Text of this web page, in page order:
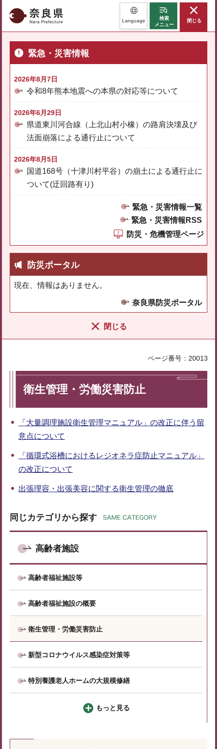
奈良県 Language
検索
メニュー
閉じる
緊急・災害情報
2026年8月7日
令和8年熊本地震への本県の対応等について
2026年6月29日
県道東川河合線（上北山村小橡）の路肩決壊及び
法面崩落による通行止について
2026年8月5日
国道168号（十津川村平谷）の崩土による通行止に
ついて(迂回路有り)
緊急・災害情報一覧
緊急・災害情報RSS
防災・危機管理ページ
防災ポータル
現在、情報はありません。
奈良県防災ポータル
閉じる
ページ番号：20013
衛生管理・労働災害防止
「大量調理施設衛生管理マニュアル」の改正に伴う留
意点について
「循環式浴槽におけるレジオネラ症防止マニュアル」
の改正について
出張理容・出張美容に関する衛生管理の徹底
同じカテゴリから探す
高齢者施設
高齢者福祉施設等
高齢者福祉施設の概要
衛生管理・労働災害防止
新型コロナウイルス感染症対策等
特別養護老人ホームの大規模修繕
もっと見る